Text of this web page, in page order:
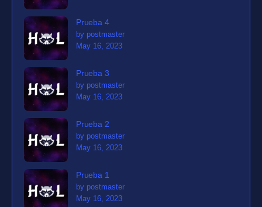
Prueba 4
by postmaster
May 16, 2023
Prueba 3
by postmaster
May 16, 2023
Prueba 2
by postmaster
May 16, 2023
Prueba 1
by postmaster
May 16, 2023